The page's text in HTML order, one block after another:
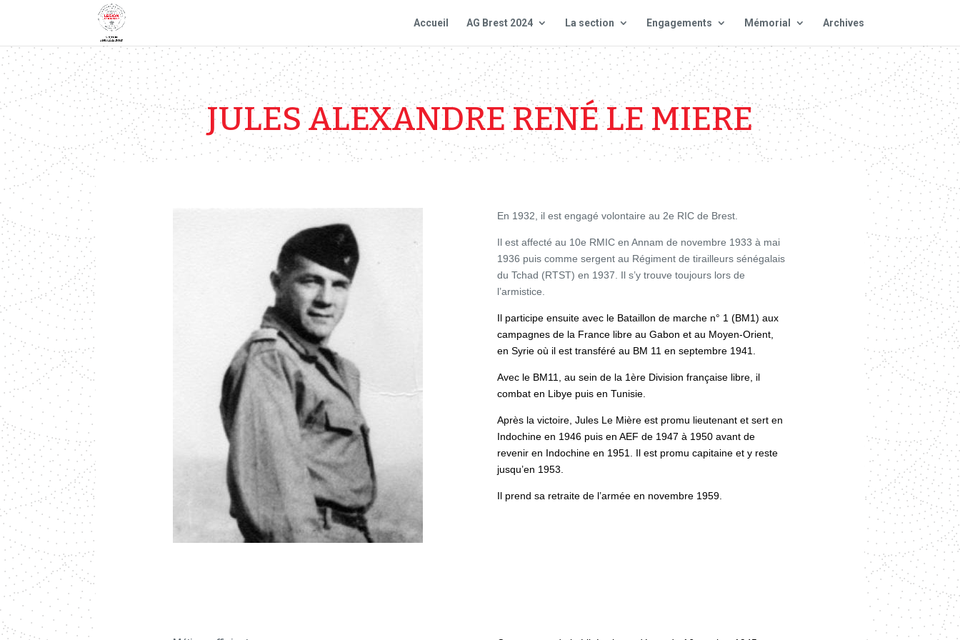
Accueil AG Brest 2024 La section Engagements Mémorial Archives
JULES ALEXANDRE RENÉ LE MIERE
En 1932, il est engagé volontaire au 2e RIC de Brest.
Il est affecté au 10e RMIC en Annam de novembre 1933 à mai
1936 puis comme sergent au Régiment de tirailleurs sénégalais
du Tchad (RTST) en 1937. Il s’y trouve toujours lors de
l’armistice.
Il participe ensuite avec le Bataillon de marche n° 1 (BM1) aux
campagnes de la France libre au Gabon et au Moyen-Orient,
en Syrie où il est transféré au BM 11 en septembre 1941.
Avec le BM11, au sein de la 1ère Division française libre, il
combat en Libye puis en Tunisie.
Après la victoire, Jules Le Mière est promu lieutenant et sert en
Indochine en 1946 puis en AEF de 1947 à 1950 avant de
revenir en Indochine en 1951. Il est promu capitaine et y reste
jusqu’en 1953.
Il prend sa retraite de l’armée en novembre 1959.